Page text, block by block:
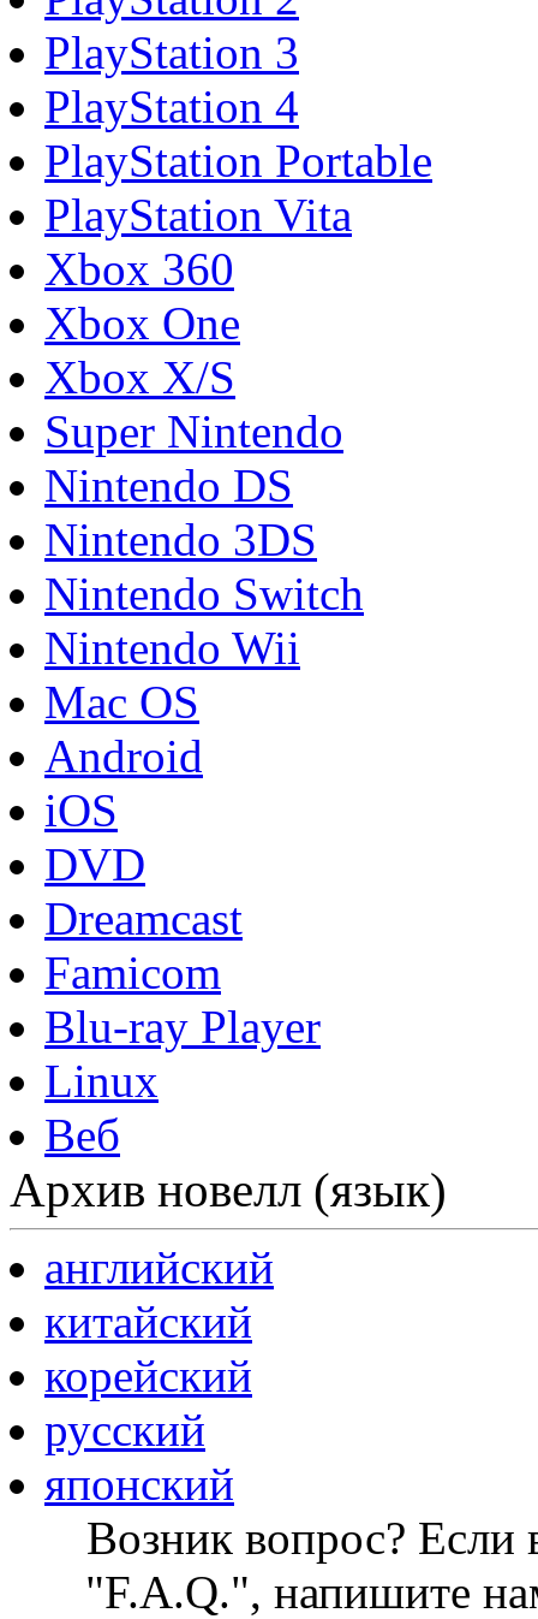
PlayStation 3
PlayStation 4
PlayStation Portable
PlayStation Vita
Xbox 360
Xbox One
Xbox X/S
Super Nintendo
Nintendo DS
Nintendo 3DS
Nintendo Switch
Nintendo Wii
Mac OS
Android
iOS
DVD
Dreamcast
Famicom
Blu-ray Player
Linux
Веб
Архив новелл (язык)
английский
китайский
корейский
русский
японский
Возник вопрос? Если
"F.A.Q.", напишите